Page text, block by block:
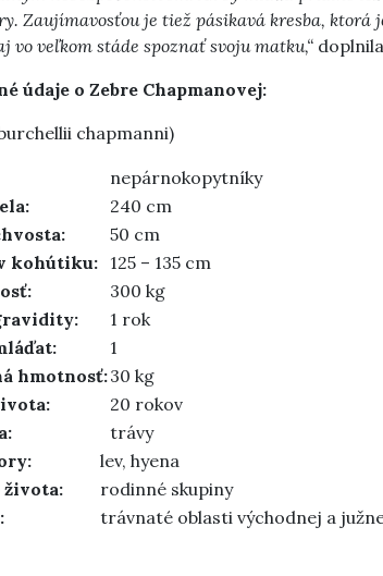
Zaujímavosťou je tiež pásikavá kresba,
vo veľkom stáde spoznať svoju matku,“
údaje o Zebre Chapmanovej:
chapmanni)
nepárnokopytníky
240 cm
50 cm
kohútiku:
125 – 135 cm
300 kg
1 rok
1
hmotnosť:30 kg
20 rokov
trávy
lev, hyena
života: rodinné skupiny
trávnaté oblasti východnej a